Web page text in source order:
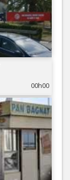
00h00